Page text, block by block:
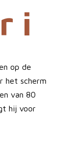
i
op de
het scherm
van 80
hij voor